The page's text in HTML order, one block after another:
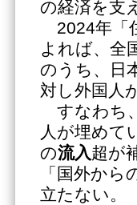
の経済を支
2024年「
よれば、全
のうち、日
対し外国人
すなわち
人が埋めて
の流入超が
「国外か
立たない。